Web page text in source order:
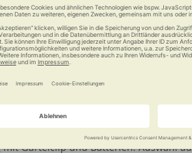
Weitere Informationen
und Muskeln aktivieren,
Der praktische Clip ermöglicht die
mit Gürtelclip und Batterien.